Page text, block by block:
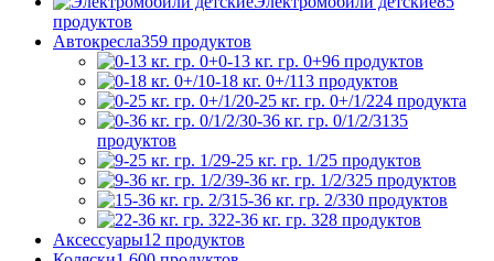
продуктов
Автокресла359 продуктов
0-13 кг. гр. 0+96 продуктов
0-18 кг. 0+/113 продуктов
0-25 кг. гр. 0+/1/224 продукта
0-36 кг. гр. 0/1/2/3135
продуктов
9-25 кг. гр. 1/25 продуктов
9-36 кг. гр. 1/2/325 продуктов
15-36 кг. гр. 2/330 продуктов
22-36 кг. гр. 328 продуктов
Аксессуары12 продуктов